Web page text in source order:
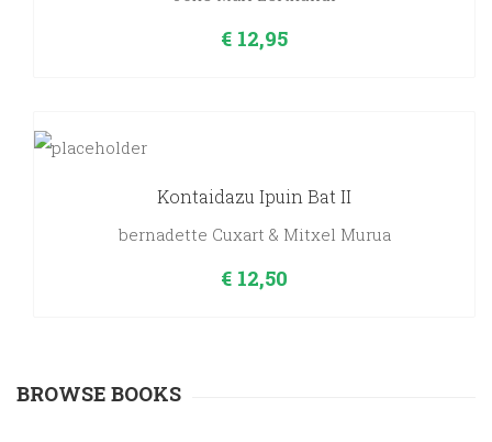
€ 12,95
Kontaidazu Ipuin Bat II
bernadette Cuxart & Mitxel Murua
€ 12,50
BROWSE BOOKS